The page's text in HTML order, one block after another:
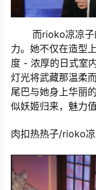
而rioko凉凉子
力。她不仅在造型
度 - 浓厚的日式室
灯光将武藏那温柔
尾巴与她身上华丽
似妖姬归来，魅力值
肉扣热热子/rioko凉